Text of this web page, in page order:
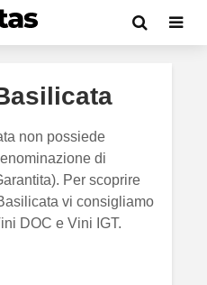
non possiede
di
Per scoprire
vi consigliamo
DOC e Vini IGT.